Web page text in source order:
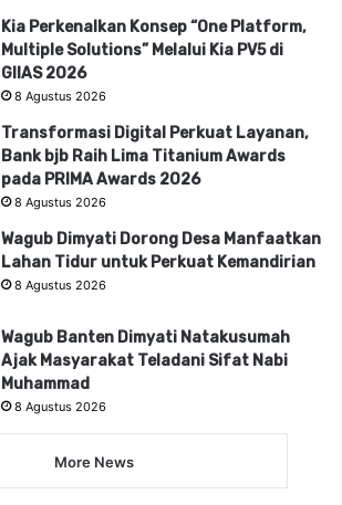
Kia Perkenalkan Konsep “One Platform,
Multiple Solutions” Melalui Kia PV5 di
GIIAS 2026
8 Agustus 2026
Transformasi Digital Perkuat Layanan,
Bank bjb Raih Lima Titanium Awards
pada PRIMA Awards 2026
8 Agustus 2026
Wagub Dimyati Dorong Desa Manfaatkan
Lahan Tidur untuk Perkuat Kemandirian
8 Agustus 2026
Wagub Banten Dimyati Natakusumah
Ajak Masyarakat Teladani Sifat Nabi
Muhammad
8 Agustus 2026
More News